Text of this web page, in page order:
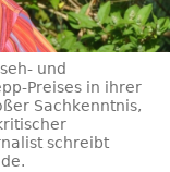
und
Preises in ihrer
Sachkenntnis,
schreibt